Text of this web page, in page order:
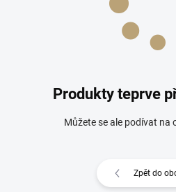
Produkty teprve
Můžete se ale podívat na
Zpět do